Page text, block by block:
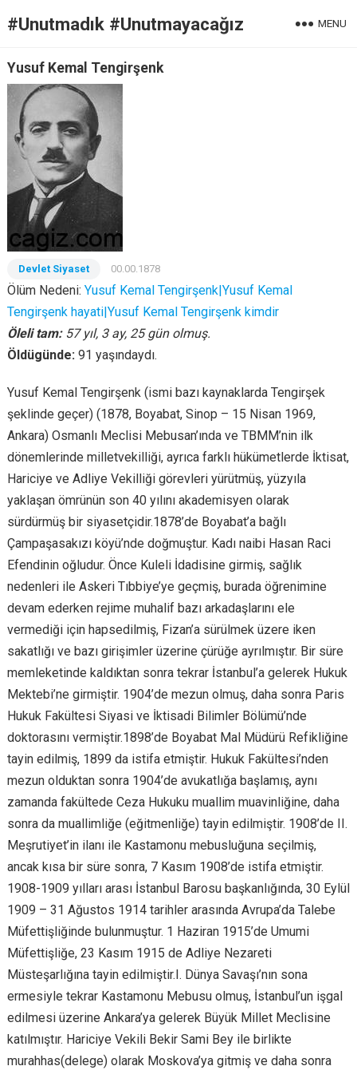
#Unutmadık #Unutmayacağız MENU
Yusuf Kemal Tengirşenk
Devlet Siyaset 00.00.1878
Ölüm Nedeni: Yusuf Kemal Tengirşenk|Yusuf Kemal
Tengirşenk hayati|Yusuf Kemal Tengirşenk kimdir
Öleli tam: 57 yıl, 3 ay, 25 gün olmuş.
Öldügünde: 91 yaşındaydı.
Yusuf Kemal Tengirşenk (ismi bazı kaynaklarda Tengirşek
şeklinde geçer) (1878, Boyabat, Sinop – 15 Nisan 1969,
Ankara) Osmanlı Meclisi Mebusan’ında ve TBMM’nin ilk
dönemlerinde milletvekilliği, ayrıca farklı hükümetlerde İktisat,
Hariciye ve Adliye Vekilliği görevleri yürütmüş, yüzyıla
yaklaşan ömrünün son 40 yılını akademisyen olarak
sürdürmüş bir siyasetçidir.1878’de Boyabat’a bağlı
Çampaşasakızı köyü’nde doğmuştur. Kadı naibi Hasan Raci
Efendinin oğludur. Önce Kuleli İdadisine girmiş, sağlık
nedenleri ile Askeri Tıbbiye’ye geçmiş, burada öğrenimine
devam ederken rejime muhalif bazı arkadaşlarını ele
vermediği için hapsedilmiş, Fizan’a sürülmek üzere iken
sakatlığı ve bazı girişimler üzerine çürüğe ayrılmıştır. Bir süre
memleketinde kaldıktan sonra tekrar İstanbul’a gelerek Hukuk
Mektebi’ne girmiştir. 1904’de mezun olmuş, daha sonra Paris
Hukuk Fakültesi Siyasi ve İktisadi Bilimler Bölümü’nde
doktorasını vermiştir.1898’de Boyabat Mal Müdürü Refikliğine
tayin edilmiş, 1899 da istifa etmiştir. Hukuk Fakültesi’nden
mezun olduktan sonra 1904’de avukatlığa başlamış, aynı
zamanda fakültede Ceza Hukuku muallim muavinliğine, daha
sonra da muallimliğe (eğitmenliğe) tayin edilmiştir. 1908’de II.
Meşrutiyet’in ilanı ile Kastamonu mebusluğuna seçilmiş,
ancak kısa bir süre sonra, 7 Kasım 1908’de istifa etmiştir.
1908-1909 yılları arası İstanbul Barosu başkanlığında, 30 Eylül
1909 – 31 Ağustos 1914 tarihler arasında Avrupa’da Talebe
Müfettişliğinde bulunmuştur. 1 Haziran 1915’de Umumi
Müfettişliğe, 23 Kasım 1915 de Adliye Nezareti
Müsteşarlığına tayin edilmiştir.I. Dünya Savaşı’nın sona
ermesiyle tekrar Kastamonu Mebusu olmuş, İstanbul’un işgal
edilmesi üzerine Ankara’ya gelerek Büyük Millet Meclisine
katılmıştır. Hariciye Vekili Bekir Sami Bey ile birlikte
murahhas(delege) olarak Moskova’ya gitmiş ve daha sonra